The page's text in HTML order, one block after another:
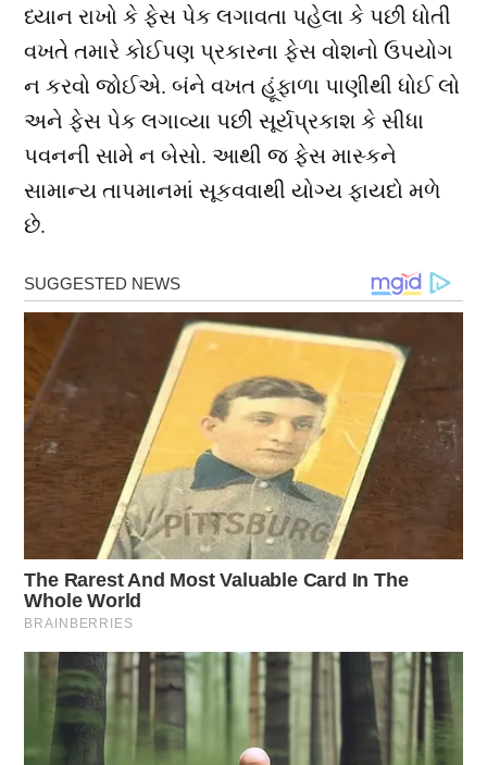
ધ્યાન રાખો કે ફેસ પેક લગાવતા પહેલા કે પછી ધોતી
વખતે તમારે કોઈપણ પ્રકારના ફેસ વોશનો ઉપયોગ
ન કરવો જોઈએ. બંને વખત હૂંફાળા પાણીથી ધોઈ લો
અને ફેસ પેક લગાવ્યા પછી સૂર્યપ્રકાશ કે સીધા
પવનની સામે ન બેસો. આથી જ ફેસ માસ્કને
સામાન્ય તાપમાનમાં સૂકવવાથી યોગ્ય ફાયદો મળે
છે.